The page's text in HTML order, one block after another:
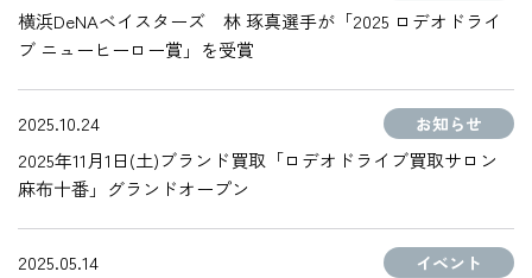
横浜DeNAベイスターズ 林 琢真選手が「2025 ロデオドライ
ブ ニューヒーロー賞」を受賞
2025.10.24 お知らせ
2025年11月1日(土)ブランド買取「ロデオドライブ買取サロン
麻布十番」グランドオープン
2025.05.14 イベント